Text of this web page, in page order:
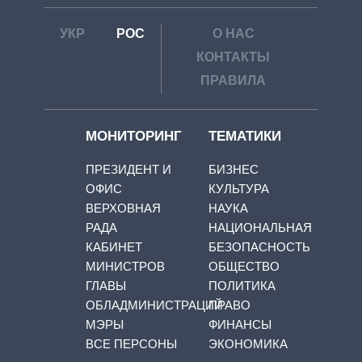
УКР РОС
О НАС
КОНТАКТЫ
ПРАВИЛА
МОНИТОРИНГ
ПРЕЗИДЕНТ И
ОФИС
ВЕРХОВНАЯ
РАДА
КАБИНЕТ
МИНИСТРОВ
ГЛАВЫ
ОБЛАДМИНИСТРАЦИЙ
МЭРЫ
ВСЕ ПЕРСОНЫ
ТЕМАТИКИ
БИЗНЕС
КУЛЬТУРА
НАУКА
НАЦИОНАЛЬНАЯ
БЕЗОПАСНОСТЬ
ОБЩЕСТВО
ПОЛИТИКА
ПРАВО
ФИНАНСЫ
ЭКОНОМИКА